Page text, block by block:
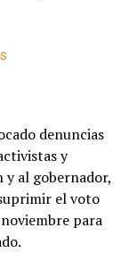
denuncias
y
y al gobernador,
el voto
para